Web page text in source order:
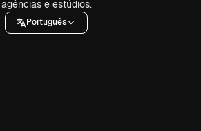
agências e estúdios.
Português